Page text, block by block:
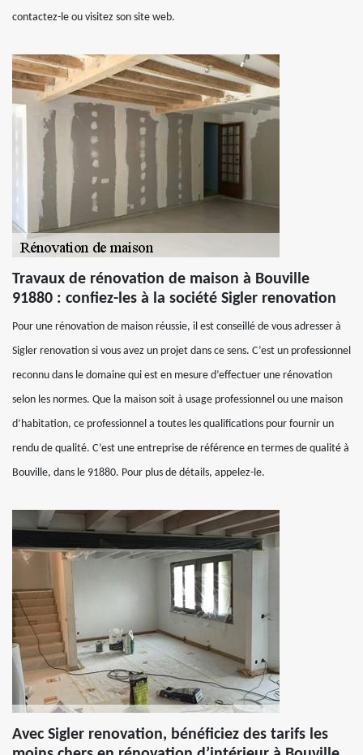
contactez-le ou visitez son site web.
Travaux de rénovation de maison à Bouville
91880 : confiez-les à la société Sigler renovation
Pour une rénovation de maison réussie, il est conseillé de vous adresser à
Sigler renovation si vous avez un projet dans ce sens. C’est un professionnel
reconnu dans le domaine qui est en mesure d’effectuer une rénovation
selon les normes. Que la maison soit à usage professionnel ou une maison
d’habitation, ce professionnel a toutes les qualifications pour fournir un
rendu de qualité. C’est une entreprise de référence en termes de qualité à
Bouville, dans le 91880. Pour plus de détails, appelez-le.
Avec Sigler renovation, bénéficiez des tarifs les